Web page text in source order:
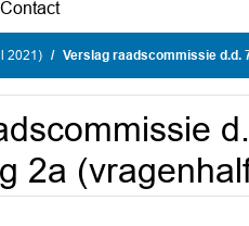
Contact
2021) Verslag raadscommissie d.d. 7
2a